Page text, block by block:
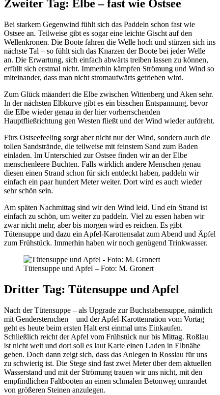
Zweiter Tag: Elbe – fast wie Ostsee
Bei starkem Gegenwind fühlt sich das Paddeln schon fast wie
Ostsee an. Teilweise gibt es sogar eine leichte Gischt auf den
Wellenkronen. Die Boote fahren die Welle hoch und stürzen sich ins
nächste Tal – so fühlt sich das Knarzen der Boote bei jeder Welle
an. Die Erwartung, sich einfach abwärts treiben lassen zu können,
erfüllt sich erstmal nicht. Immerhin kämpfen Strömung und Wind so
miteinander, dass man nicht stromaufwärts getrieben wird.
Zum Glück mäandert die Elbe zwischen Wittenberg und Aken sehr.
In der nächsten Elbkurve gibt es ein bisschen Entspannung, bevor
die Elbe wieder genau in der hier vorherrschenden
Hauptfließrichtung gen Westen fließt und der Wind wieder aufdreht.
Fürs Ostseefeeling sorgt aber nicht nur der Wind, sondern auch die
tollen Sandstrände, die teilweise mit feinstem Sand zum Baden
einladen. Im Unterschied zur Ostsee finden wir an der Elbe
menschenleere Buchten. Falls wirklich andere Menschen genau
diesen einen Strand schon für sich entdeckt haben, paddeln wir
einfach ein paar hundert Meter weiter. Dort wird es auch wieder
sehr schön sein.
Am späten Nachmittag sind wir den Wind leid. Und ein Strand ist
einfach zu schön, um weiter zu paddeln. Viel zu essen haben wir
zwar nicht mehr, aber bis morgen wird es reichen. Es gibt
Tütensuppe und dazu ein Apfel-Karottensalat zum Abend und Äpfel
zum Frühstück. Immerhin haben wir noch genügend Trinkwasser.
Tütensuppe und Apfel – Foto: M. Gronert
Dritter Tag: Tütensuppe und Apfel
Nach der Tütensuppe – als Upgrade zur Buchstabensuppe, nämlich
mit Gendersternchen – und der Apfel-Karottenration vom Vortag
geht es heute beim ersten Halt erst einmal ums Einkaufen.
Schließlich reicht der Apfel vom Frühstück nur bis Mittag. Roßlau
ist nicht weit und dort soll es laut Karte einen Laden in Elbnähe
geben. Doch dann zeigt sich, dass das Anlegen in Rosslau für uns
zu schwierig ist. Die Stege sind fast zwei Meter über dem aktuellen
Wasserstand und mit der Strömung trauen wir uns nicht, mit den
empfindlichen Faltbooten an einen schmalen Betonweg umrandet
von größeren Steinen anzulegen.